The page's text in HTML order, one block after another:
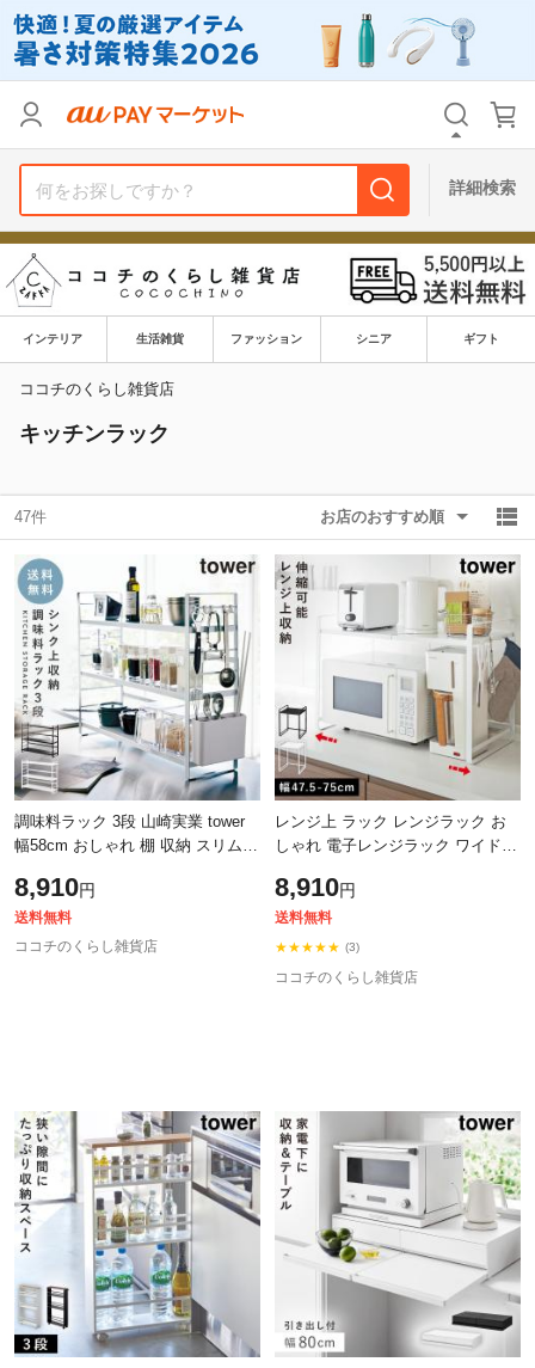
詳細検索
インテリア 生活雑貨 ファッション シニア ギフト
ココチのくらし雑貨店
キッチンラック
47件 お店のおすすめ順
調味料ラック 3段 山崎実業 tower
幅58cm おしゃれ 棚 収納 スリム
れ 調味料ストッカー スパイス コ
8,910円
送料無料
ココチのくらし雑貨店
レンジ上 ラック レンジラック お
しゃれ 電子レンジラック ワイド
タワー tower 山崎実業 レンジ台
8,910円
送料無料
★★★★★ (3)
ココチのくらし雑貨店
支払い方法
その他の条件
送料無料 タイムセール
Pontaパス特典対象すべて
サンキュー配送対象
キーワード
除外ワード
リセット
支払い方法
その他の条件
送料無料 タイムセール
Pontaパス特典対象すべて
サンキュー配送対象
キーワード
除外ワード